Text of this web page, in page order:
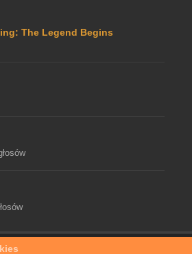
The Legend Begins
Wszystkie stare noże